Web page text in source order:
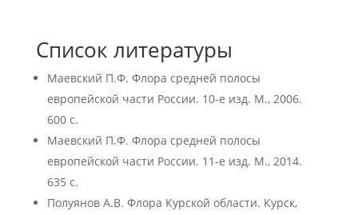
Список литературы
Маевский П.Ф. Флора средней полосы
европейской части России. 10-е изд. М., 2006.
600 с.
Маевский П.Ф. Флора средней полосы
европейской части России. 11-е изд. М., 2014.
635 с.
Полуянов А.В. Флора Курской области. Курск,